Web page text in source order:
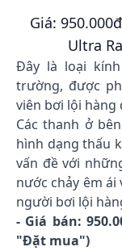
Giá:
Ultra
Đây là loại
trường, được
viên bơi lội hàng
Các thanh ở
hình dạng thấu
vấn đề với
nước chảy êm
người bơi lội
- Giá bán:
"Đặt mua")